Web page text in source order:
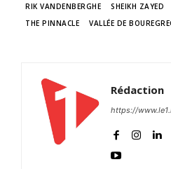
RIK VANDENBERGHE
SHEIKH ZAYED
THE PINNACLE
VALLÉE DE
Rédaction
https://